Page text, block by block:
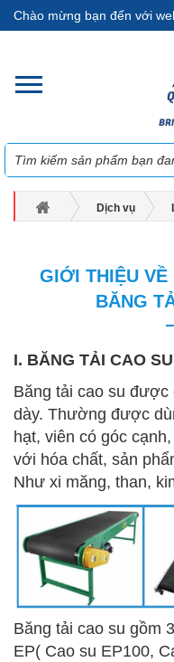
Chào mừng bạn đến với
Dịch vụ
GIỚI THIỆU
BĂNG
I. BĂNG TẢI CAO
Băng tải cao su
dày. Thường được
hạt, viên có góc
với hóa chất, sản
Như xi măng, than,
Băng tải cao su gồm
EP( Cao su EP100,